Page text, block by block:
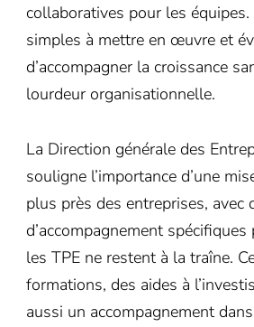
collaboratives pour les équipes.
simples à mettre en œuvre et
d’accompagner la croissance
lourdeur organisationnelle.
La Direction générale des
souligne l’importance d’une
plus près des entreprises, avec
d’accompagnement
les TPE ne restent à la traîne.
formations, des aides à
aussi un accompagnement